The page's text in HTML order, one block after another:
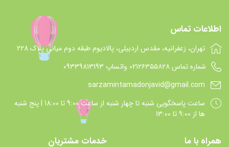
اطلاعات تماس
تهران، زعفرانیه، مقدس اردبیلی، پالادیوم طبقه دوم میانی پلاک 228
شماره تماس 021۲۶۳۵۵۸۲۸ واتساپ 09339813193
sarzamintamadonjavid@gmail.com
ساعت پاسخگويي شنبه تا چهار شنبه از ساعت 9:00 تا 18:00 | پنج شنبه
ها از 9:00 تا 13:00
همراه با ما خدمات مشتریان